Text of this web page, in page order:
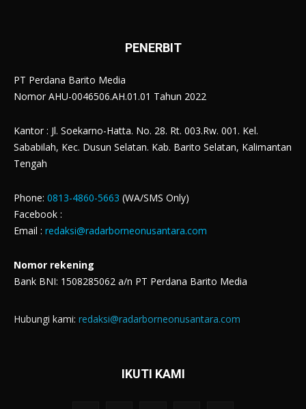
PENERBIT
PT Perdana Barito Media
Nomor AHU-0046506.AH.01.01 Tahun 2022
Kantor : Jl. Soekarno-Hatta. No. 28. Rt. 003.Rw. 001. Kel.
Sababilah, Kec. Dusun Selatan. Kab. Barito Selatan, Kalimantan
Tengah
Phone: 0813-4860-5663 (WA/SMS Only)
Facebook :
Email : redaksi@radarborneonusantara.com
Nomor rekening
Bank BNI: 1508285062 a/n PT Perdana Barito Media
Hubungi kami: redaksi@radarborneonusantara.com
IKUTI KAMI